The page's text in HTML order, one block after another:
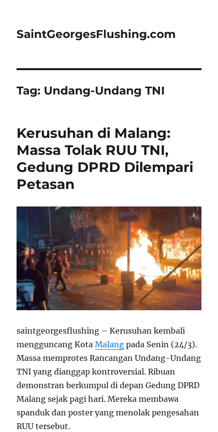
SaintGeorgesFlushing.com
Tag: Undang-Undang TNI
Kerusuhan di Malang:
Massa Tolak RUU TNI,
Gedung DPRD Dilempari
Petasan
saintgeorgesflushing – Kerusuhan kembali
mengguncang KotaMalang pada Senin (24/3).
Massa memprotes Rancangan Undang-Undang
TNI yang dianggap kontroversial. Ribuan
demonstran berkumpul di depan Gedung DPRD
Malang sejak pagi hari. Mereka membawa
spanduk dan poster yang menolak pengesahan
RUU tersebut.